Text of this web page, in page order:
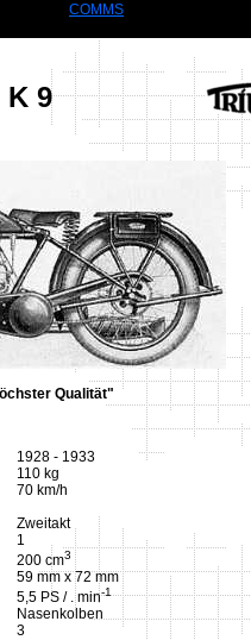
COMMS
K 9
Qualität"
1928 - 1933
110 kg
70 km/h
Zweitakt
1
200 cm3
59 mm x 72 mm
5,5 PS / . min-1
Nasenkolben
3